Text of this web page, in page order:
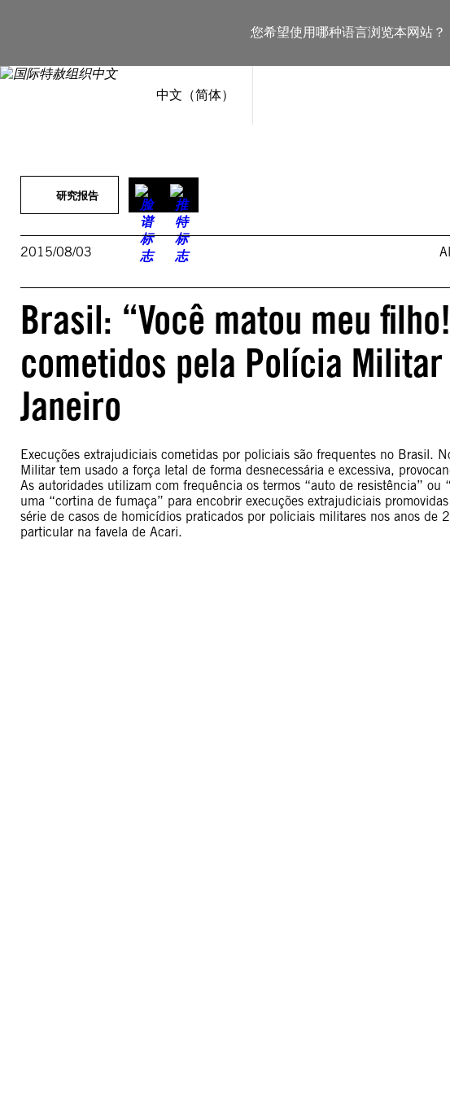
您希望使用哪种语言浏览本网站？
中文（简体）
研究报告
2015/08/03
Brasil: “Você matou meu
cometidos pela Polícia
Janeiro
Execuções extrajudiciais cometidas por policiais são frequentes no Brasil.
Militar tem usado a força letal de forma desnecessária e excessiva,
As autoridades utilizam com frequência os termos “auto de resistência”
uma “cortina de fumaça” para encobrir execuções extrajudiciais
série de casos de homicídios praticados por policiais militares nos anos
particular na favela de Acari.